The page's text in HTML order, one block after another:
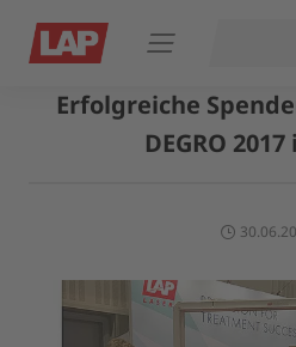
Navigation öffnen
Erfolgreiche
DEGRO